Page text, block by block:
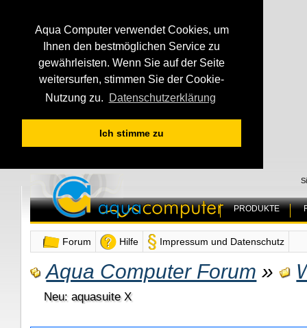
Aqua Computer verwendet Cookies, um
Ihnen den bestmöglichen Service zu
gewährleisten. Wenn Sie auf der Seite
weitersurfen, stimmen Sie der Cookie-
Nutzung zu.
Datenschutzerklärung
Ich stimme zu
PRODUKTE
Forum Hilfe Impressum und Datenschutz
Aqua Computer Forum »
Neu: aquasuite X